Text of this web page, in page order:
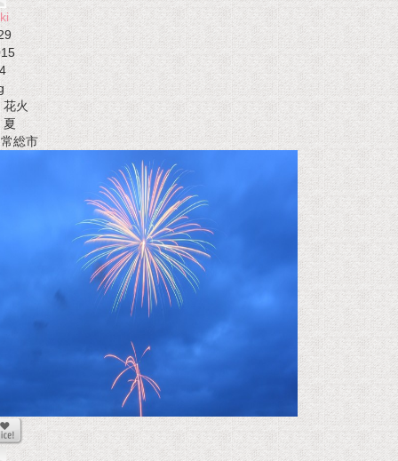
4
花火
夏
総市